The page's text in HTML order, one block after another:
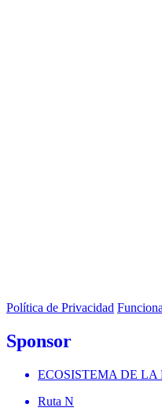
Política de Privacidad
Sponsor
ECOSISTEMA DE
Ruta N